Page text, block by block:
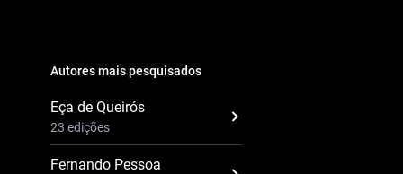
Autores mais pesquisados
Eça de Queirós
23 edições
Fernando Pessoa